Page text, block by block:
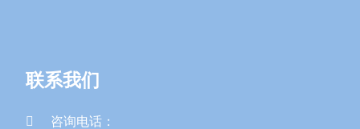
联系我们
咨询电话：